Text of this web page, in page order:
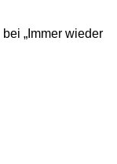
„Immer wieder